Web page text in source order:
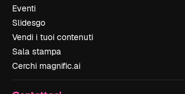
Eventi
Slidesgo
Vendi i tuoi contenuti
Sala stampa
Cerchi magnific.ai